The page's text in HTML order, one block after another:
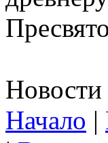
Новости
Начало |